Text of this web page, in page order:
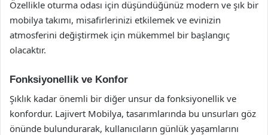
Özellikle oturma odası için düşündüğünüz modern ve şık bir
mobilya takımı, misafirlerinizi etkilemek ve evinizin
atmosferini değiştirmek için mükemmel bir başlangıç
olacaktır.
Fonksiyonellik ve Konfor
Şıklık kadar önemli bir diğer unsur da fonksiyonellik ve
konfordur. Lajivert Mobilya, tasarımlarında bu unsurları göz
önünde bulundurarak, kullanıcıların günlük yaşamlarını